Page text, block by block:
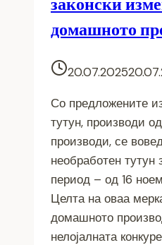
домашното
20.07.2025
Со предложените
тутун, производи
производи, се
необработен тутун
период – од 16
Целта на оваа
домашното
нелојалната